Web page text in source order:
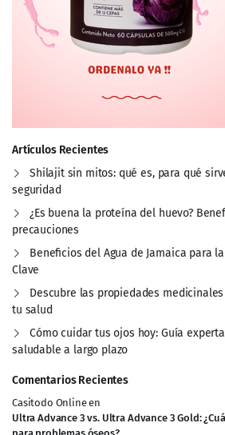
Artículos Recientes
Shilajit sin mitos: qué es, para qué
seguridad
¿Es buena la proteína del huevo?
precauciones
Beneficios del Agua de Jamaica para
Clave
Descubre las propiedades
tu salud
Cómo cuidar tus ojos hoy: Guía
saludable a largo plazo
Comentarios Recientes
Casitodo Onlineen
Ultra Advance 3 vs. Ultra Advance 3 Gold: